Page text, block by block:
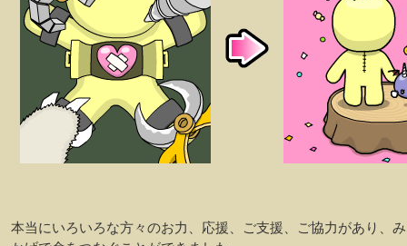
本当にいろいろな方々のお力、応援、ご支援、ご協力があり、